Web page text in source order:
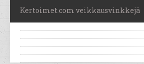
Kertoimet.com veikkausvinkkejä